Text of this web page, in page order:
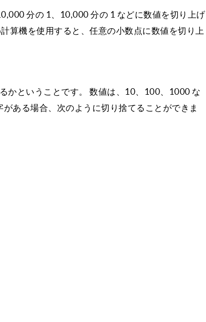
分の 1、10,000 分の 1 などに数値を切り上げ
算機を使用すると、任意の小数点に数値を切り上
かということです。 数値は、10、100、1000 な
ある場合、次のように切り捨てることができま